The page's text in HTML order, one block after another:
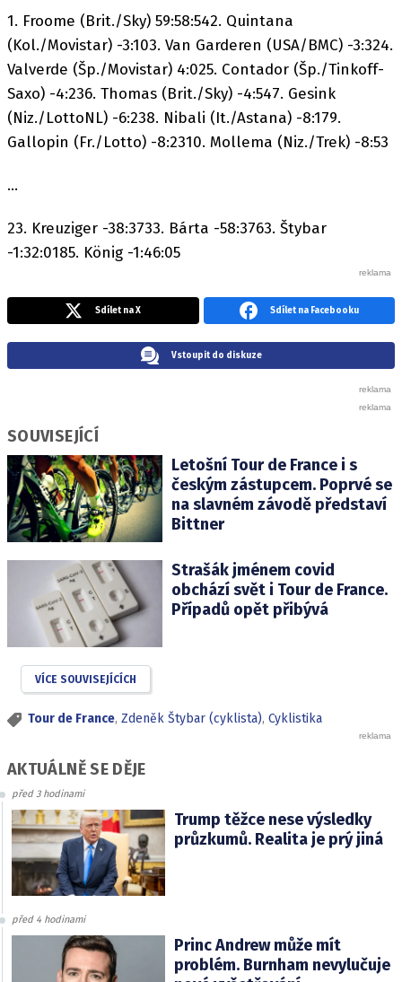
1. Froome (Brit./Sky) 59:58:542. Quintana
(Kol./Movistar) -3:103. Van Garderen (USA/BMC) -3:324.
Valverde (Šp./Movistar) 4:025. Contador (Šp./Tinkoff-
Saxo) -4:236. Thomas (Brit./Sky) -4:547. Gesink
(Niz./LottoNL) -6:238. Nibali (It./Astana) -8:179.
Gallopin (Fr./Lotto) -8:2310. Mollema (Niz./Trek) -8:53
...
23. Kreuziger -38:3733. Bárta -58:3763. Štybar
-1:32:0185. König -1:46:05
Sdílet na X Sdílet na Facebooku
Vstoupit do diskuze
SOUVISEJÍCÍ
Letošní Tour de France i s
českým zástupcem. Poprvé se
na slavném závodě představí
Bittner
Strašák jménem covid
obchází svět i Tour de France.
Případů opět přibývá
VÍCE SOUVISEJÍCÍCH
Tour de France, Zdeněk Štybar (cyklista), Cyklistika
AKTUÁLNĚ SE DĚJE
před 3 hodinami
Trump těžce nese výsledky
průzkumů. Realita je prý jiná
před 4 hodinami
Princ Andrew může mít
problém. Burnham nevylučuje